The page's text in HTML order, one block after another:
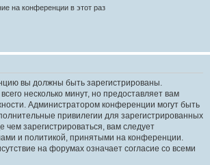
на конференции в этот раз
вы должны быть зарегистрированы.
несколько минут, но предоставляет вам
Администратором конференции могут быть
привилегии для зарегистрированных
чем зарегистрироваться, вам следует
и политикой, принятыми на конференции.
на форумах означает согласие со всеми